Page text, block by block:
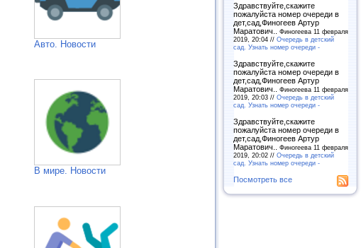
Авто. Новости
В мире. Новости
Здравствуйте,скажите
пожалуйста номер очереди в
дет,сад,Финогеев Артур
Маратович.. Финогеева 11 февраля
2019, 20:04 // Очередь в детский
сад. Узнать номер очереди -
Здравствуйте,скажите
пожалуйста номер очереди в
дет,сад,Финогеев Артур
Маратович.. Финогеева 11 февраля
2019, 20:03 // Очередь в детский
сад. Узнать номер очереди -
Здравствуйте,скажите
пожалуйста номер очереди в
дет,сад,Финогеев Артур
Маратович.. Финогеева 11 февраля
2019, 20:02 // Очередь в детский
сад. Узнать номер очереди -
Посмотреть все